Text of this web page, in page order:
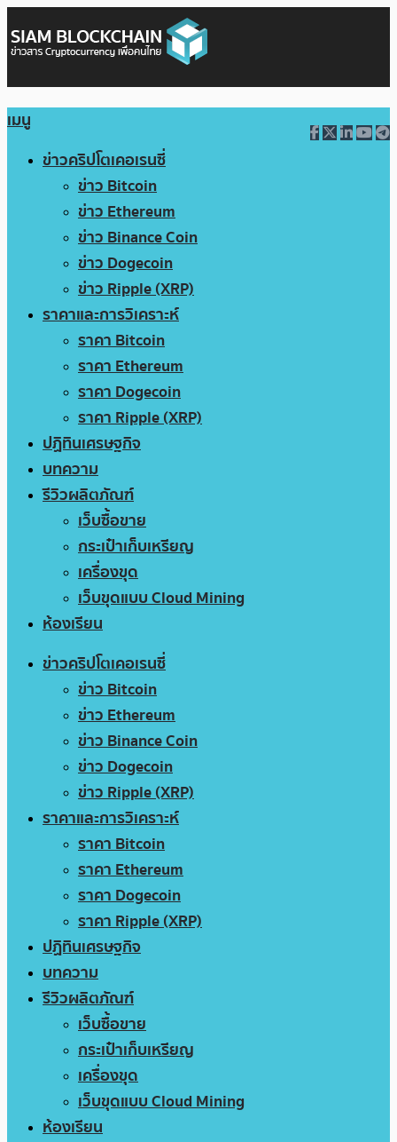
เมนู
ข่าวคริปโตเคอเรนซี่
ข่าว Bitcoin
ข่าว Ethereum
ข่าว Binance Coin
ข่าว Dogecoin
ข่าว Ripple (XRP)
ราคาและการวิเคราะห์
ราคา Bitcoin
ราคา Ethereum
ราคา Dogecoin
ราคา Ripple (XRP)
ปฏิทินเศรษฐกิจ
บทความ
รีวิวผลิตภัณฑ์
เว็บซื้อขาย
กระเป๋าเก็บเหรียญ
เครื่องขุด
เว็บขุดแบบ Cloud Mining
ห้องเรียน
ข่าวคริปโตเคอเรนซี่
ข่าว Bitcoin
ข่าว Ethereum
ข่าว Binance Coin
ข่าว Dogecoin
ข่าว Ripple (XRP)
ราคาและการวิเคราะห์
ราคา Bitcoin
ราคา Ethereum
ราคา Dogecoin
ราคา Ripple (XRP)
ปฏิทินเศรษฐกิจ
บทความ
รีวิวผลิตภัณฑ์
เว็บซื้อขาย
กระเป๋าเก็บเหรียญ
เครื่องขุด
เว็บขุดแบบ Cloud Mining
ห้องเรียน